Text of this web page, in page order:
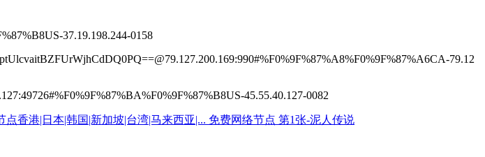
37.19.198.244-0158
79.12
45.55.40.127-0082